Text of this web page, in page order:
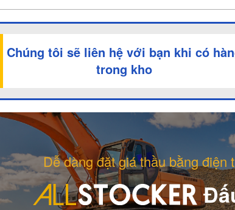
Chúng tôi sẽ liên hệ với bạn khi có
trong kho
Dễ dàng đặt giá thầu bằng điện